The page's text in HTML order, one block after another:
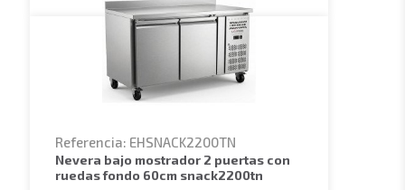
Referencia: EHSNACK2200TN
nevera bajo mostrador 2 puertas con
ruedas fondo 60cm snack2200tn